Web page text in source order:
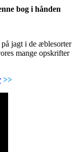
bog i hånden
jagt i de æblesorter
mange opskrifter
>>